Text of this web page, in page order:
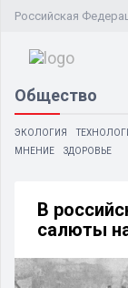
Российская
Общество
ЭКОЛОГИЯ
МНЕНИЕ
ЗДОРОВЬЕ
В
салюты